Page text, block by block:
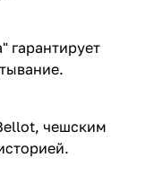
гарантирует
чешским